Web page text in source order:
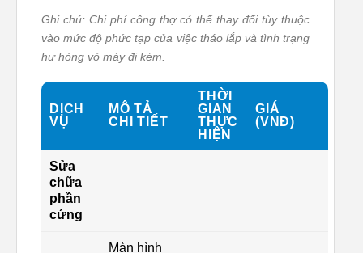
Ghi chú: Chi phí công thợ có thể thay đổi tùy thuộc
vào mức độ phức tạp của việc tháo lắp và tình trạng
hư hỏng vỏ máy đi kèm.
DỊCH
VỤ
MÔ TẢ
CHI TIẾT
THỜI
GIAN
THỰC
HIỆN
GIÁ
(VNĐ)
Sửa
chữa
phần
cứng
Màn hình